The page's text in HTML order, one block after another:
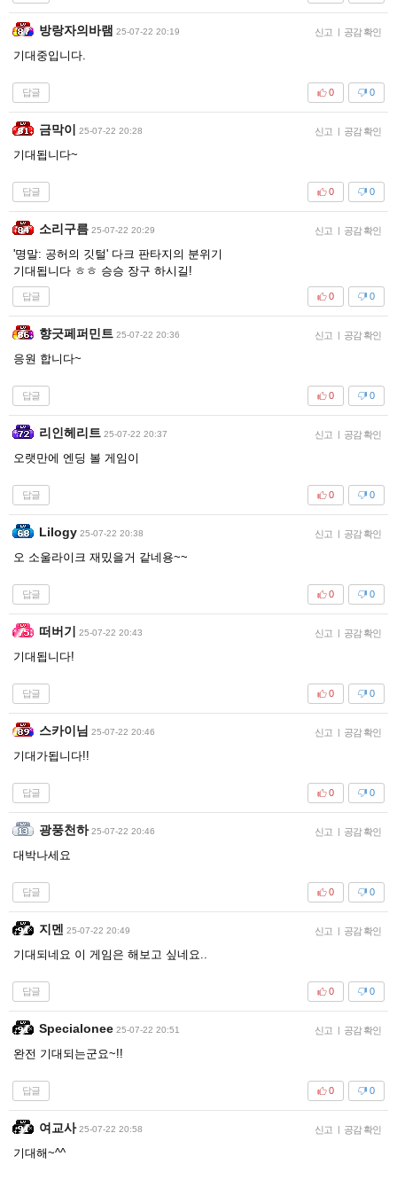
방랑자의바램 25-07-22 20:19 신고 | 공감 확인
기대중입니다.
답글 0
0
금막이 25-07-22 20:28 신고 | 공감 확인
기대됩니다~
답글 0
0
소리구름 25-07-22 20:29 신고 | 공감 확인
'명말: 공허의 깃털' 다크 판타지의 분위기
기대됩니다 ㅎㅎ 승승 장구 하시길!
답글 0
0
향긋페퍼민트 25-07-22 20:36 신고 | 공감 확인
응원 합니다~
답글 0
0
리인헤리트 25-07-22 20:37 신고 | 공감 확인
오랫만에 엔딩 볼 게임이
답글 0
0
Lilogy 25-07-22 20:38 신고 | 공감 확인
오 소울라이크 재밌을거 같네용~~
답글 0
0
떠버기 25-07-22 20:43 신고 | 공감 확인
기대됩니다!
답글 0
0
스카이님 25-07-22 20:46 신고 | 공감 확인
기대가됩니다!!
답글 0
0
광풍천하 25-07-22 20:46 신고 | 공감 확인
대박나세요
답글 0
0
지멘 25-07-22 20:49 신고 | 공감 확인
기대되네요 이 게임은 해보고 싶네요..
답글 0
0
Specialonee 25-07-22 20:51 신고 | 공감 확인
완전 기대되는군요~!!
답글 0
0
여교사 25-07-22 20:58 신고 | 공감 확인
기대해~^^